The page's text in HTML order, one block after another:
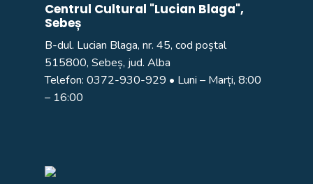
Centrul Cultural "Lucian Blaga",
Sebeș
B-dul. Lucian Blaga, nr. 45, cod poștal
515800, Sebeș, jud. Alba
Telefon: 0372-930-929 • Luni – Marți, 8:00
– 16:00